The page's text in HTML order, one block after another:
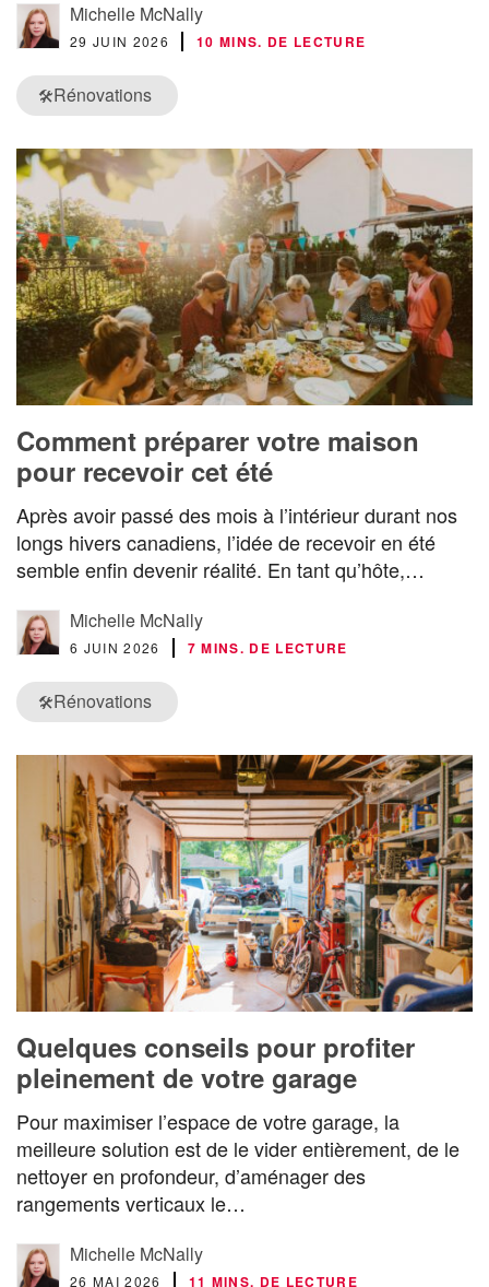
Michelle McNally
29 JUIN 2026 10 MINS. DE LECTURE
🛠️Rénovations
Comment préparer votre maison
pour recevoir cet été
Après avoir passé des mois à l’intérieur durant nos
longs hivers canadiens, l’idée de recevoir en été
semble enfin devenir réalité. En tant qu’hôte,…
Michelle McNally
6 JUIN 2026 7 MINS. DE LECTURE
🛠️Rénovations
Quelques conseils pour profiter
pleinement de votre garage
Pour maximiser l’espace de votre garage, la
meilleure solution est de le vider entièrement, de le
nettoyer en profondeur, d’aménager des
rangements verticaux le…
Michelle McNally
26 MAI 2026 11 MINS. DE LECTURE